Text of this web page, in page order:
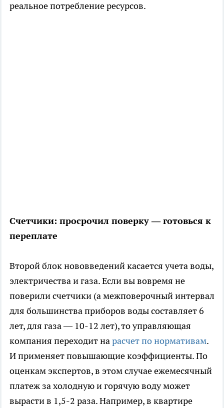
реальное потребление ресурсов.
Счетчики: просрочил поверку — готовься к
переплате
Второй блок нововведений касается учета воды,
электричества и газа. Если вы вовремя не
поверили счетчики (а межповерочный интервал
для большинства приборов воды составляет 6
лет, для газа — 10-12 лет), то управляющая
компания переходит нарасчет по нормативам.
И применяет повышающие коэффициенты. По
оценкам экспертов, в этом случае ежемесячный
платеж за холодную и горячую воду может
вырасти в 1,5-2 раза. Например, в квартире